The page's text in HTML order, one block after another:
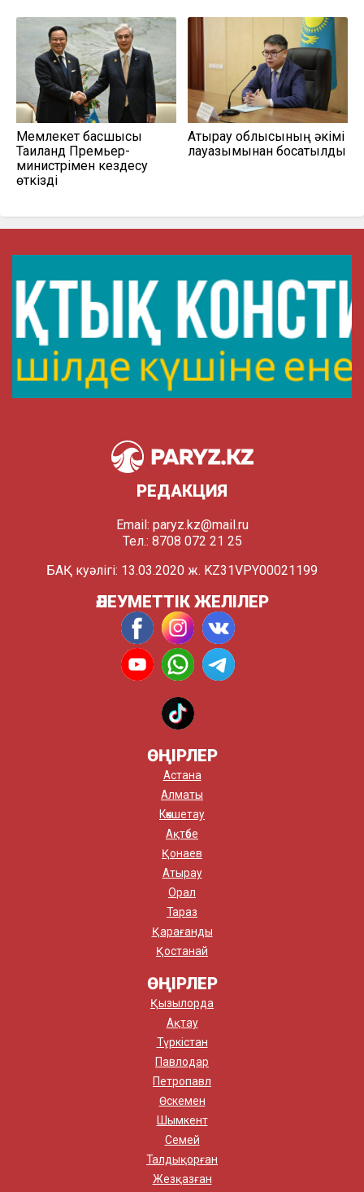
Мемлекет басшысы
Таиланд Премьер-
министрімен кездесу
өткізді
Атырау облысының әкімі
лауазымынан босатылды
РЕДАКЦИЯ
Email: paryz.kz@mail.ru
Тел.: 8708 072 21 25
БАҚ куәлігі: 13.03.2020 ж. KZ31VPY00021199
ӘЛЕУМЕТТІК ЖЕЛІЛЕР
ӨҢІРЛЕР
Астана
Алматы
Көкшетау
Ақтөбе
Қонаев
Атырау
Орал
Тараз
Қарағанды
Қостанай
ӨҢІРЛЕР
Қызылорда
Ақтау
Түркістан
Павлодар
Петропавл
Өскемен
Шымкент
Семей
Талдықорған
Жезқазған